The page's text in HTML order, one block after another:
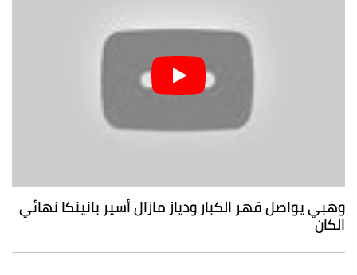
وهبي يواصل قهر الكبار ودياز مازال أسير بانينكا نهائي
الكان